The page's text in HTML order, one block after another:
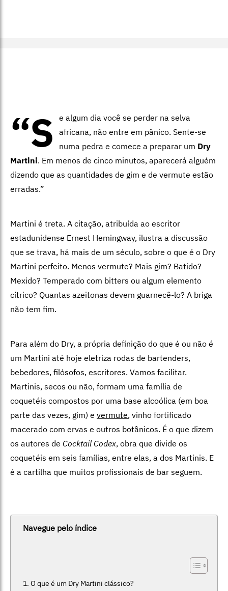
“S
e algum dia você se perder na selva
africana, não entre em pânico. Sente-se
numa pedra e comece a preparar um Dry
Martini. Em menos de cinco minutos, aparecerá alguém
dizendo que as quantidades de gim e de vermute estão
erradas.”
Martini é treta. A citação, atribuída ao escritor
estadunidense Ernest Hemingway, ilustra a discussão
que se trava, há mais de um século, sobre o que é o Dry
Martini perfeito. Menos vermute? Mais gim? Batido?
Mexido? Temperado com bitters ou algum elemento
cítrico? Quantas azeitonas devem guarnecê-lo? A briga
não tem fim.
Para além do Dry, a própria definição do que é ou não é
um Martini até hoje eletriza rodas de bartenders,
bebedores, filósofos, escritores. Vamos facilitar.
Martinis, secos ou não, formam uma família de
coquetéis compostos por uma base alcoólica (em boa
parte das vezes, gim) e vermute, vinho fortificado
macerado com ervas e outros botânicos. É o que dizem
os autores de Cocktail Codex, obra que divide os
coquetéis em seis famílias, entre elas, a dos Martinis. E
é a cartilha que muitos profissionais de bar seguem.
Navegue pelo índice
O que é um Dry Martini clássico?